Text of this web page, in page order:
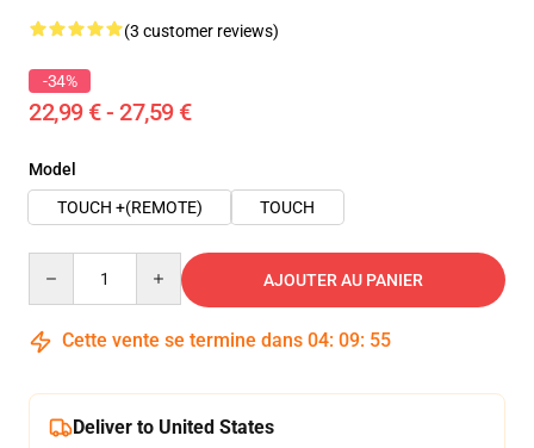
(3 customer reviews)
-34%
22,99 € - 27,59 €
Model
TOUCH +(REMOTE)
TOUCH
AJOUTER AU PANIER
Cette vente se termine dans 04: 09: 54
Deliver to United States